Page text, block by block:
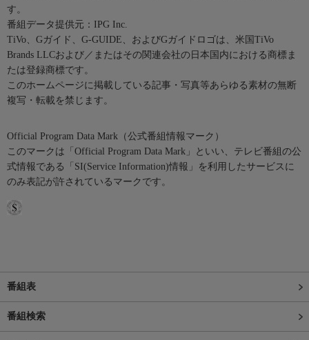
す。
番組データ提供元：IPG Inc.
TiVo、Gガイド、G-GUIDE、およびGガイドロゴは、米国TiVo
Brands LLCおよび／またはその関連会社の日本国内における商標ま
たは登録商標です。
このホームページに掲載している記事・写真等あらゆる素材の無断
複写・転載を禁じます。
Official Program Data Mark（公式番組情報マーク）
このマークは「Official Program Data Mark」といい、テレビ番組の公
式情報である「SI(Service Information)情報」を利用したサービスに
のみ表記が許されているマークです。
番組表
番組検索